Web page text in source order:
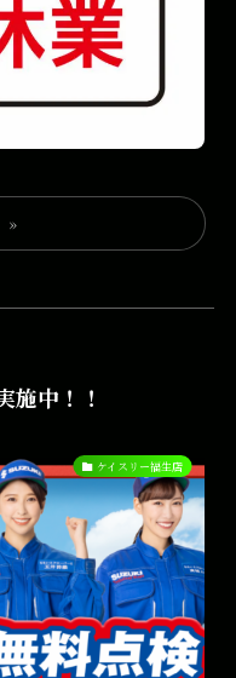
施中！！
ケイスリー福生店